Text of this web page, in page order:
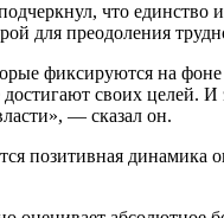
что единство
для преодоления
фиксируются на
своих целей. И
— сказал он.
позитивная